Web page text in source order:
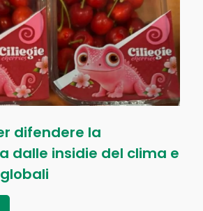
difendere la
dalle insidie del clima e